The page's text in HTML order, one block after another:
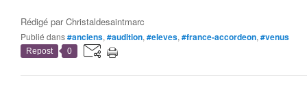
Rédigé parChristaldesaintmarc
Publié dans#anciens, #audition, #eleves, #france-accordeon, #venus
Repost 0